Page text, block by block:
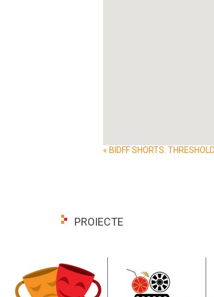
Event
« BIDFF SHORTS:
PROIECTE